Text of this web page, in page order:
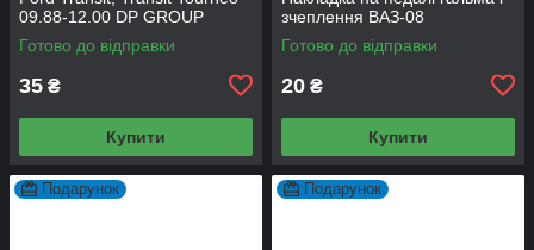
09.88-12.00 DP GROUP
B2022
Готово до відправки
35 ₴
Купити
зчеплення ВАЗ-08
Готово до відправки
20 ₴
Купити
Подарунок Подарунок